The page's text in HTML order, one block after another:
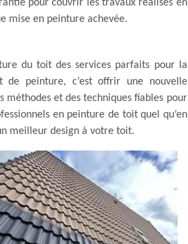
pour couvrir les travaux réalisés en
mise en peinture achevée.
du toit des services parfaits pour la
peinture, c’est offrir une nouvelle
méthodes et des techniques fiables pour
en peinture de toit quel qu’en
meilleur design à votre toit.